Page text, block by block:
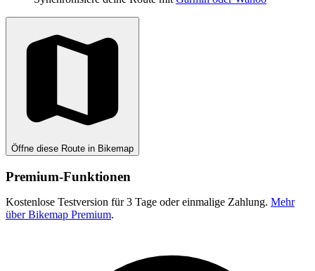
Öffne diese Route in Bikemap
Premium-Funktionen
Kostenlose Testversion für 3 Tage oder einmalige Zahlung. Mehr
über Bikemap Premium.